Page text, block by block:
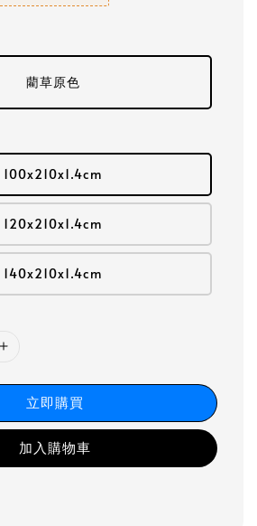
藺草原色
100x210x1.4cm
120x210x1.4cm
140x210x1.4cm
立即購買
加入購物車